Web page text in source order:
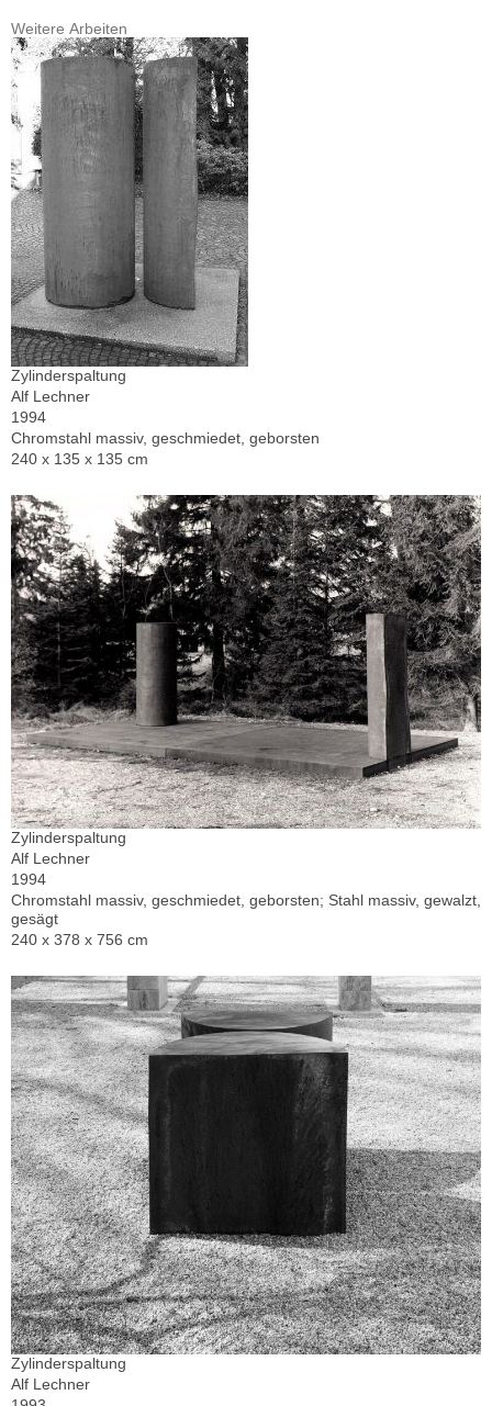
Weitere Arbeiten
Zylinderspaltung
Alf Lechner
1994
Chromstahl massiv, geschmiedet, geborsten
240 x 135 x 135 cm
Zylinderspaltung
Alf Lechner
1994
Chromstahl massiv, geschmiedet, geborsten; Stahl massiv, gewalzt,
gesägt
240 x 378 x 756 cm
Zylinderspaltung
Alf Lechner